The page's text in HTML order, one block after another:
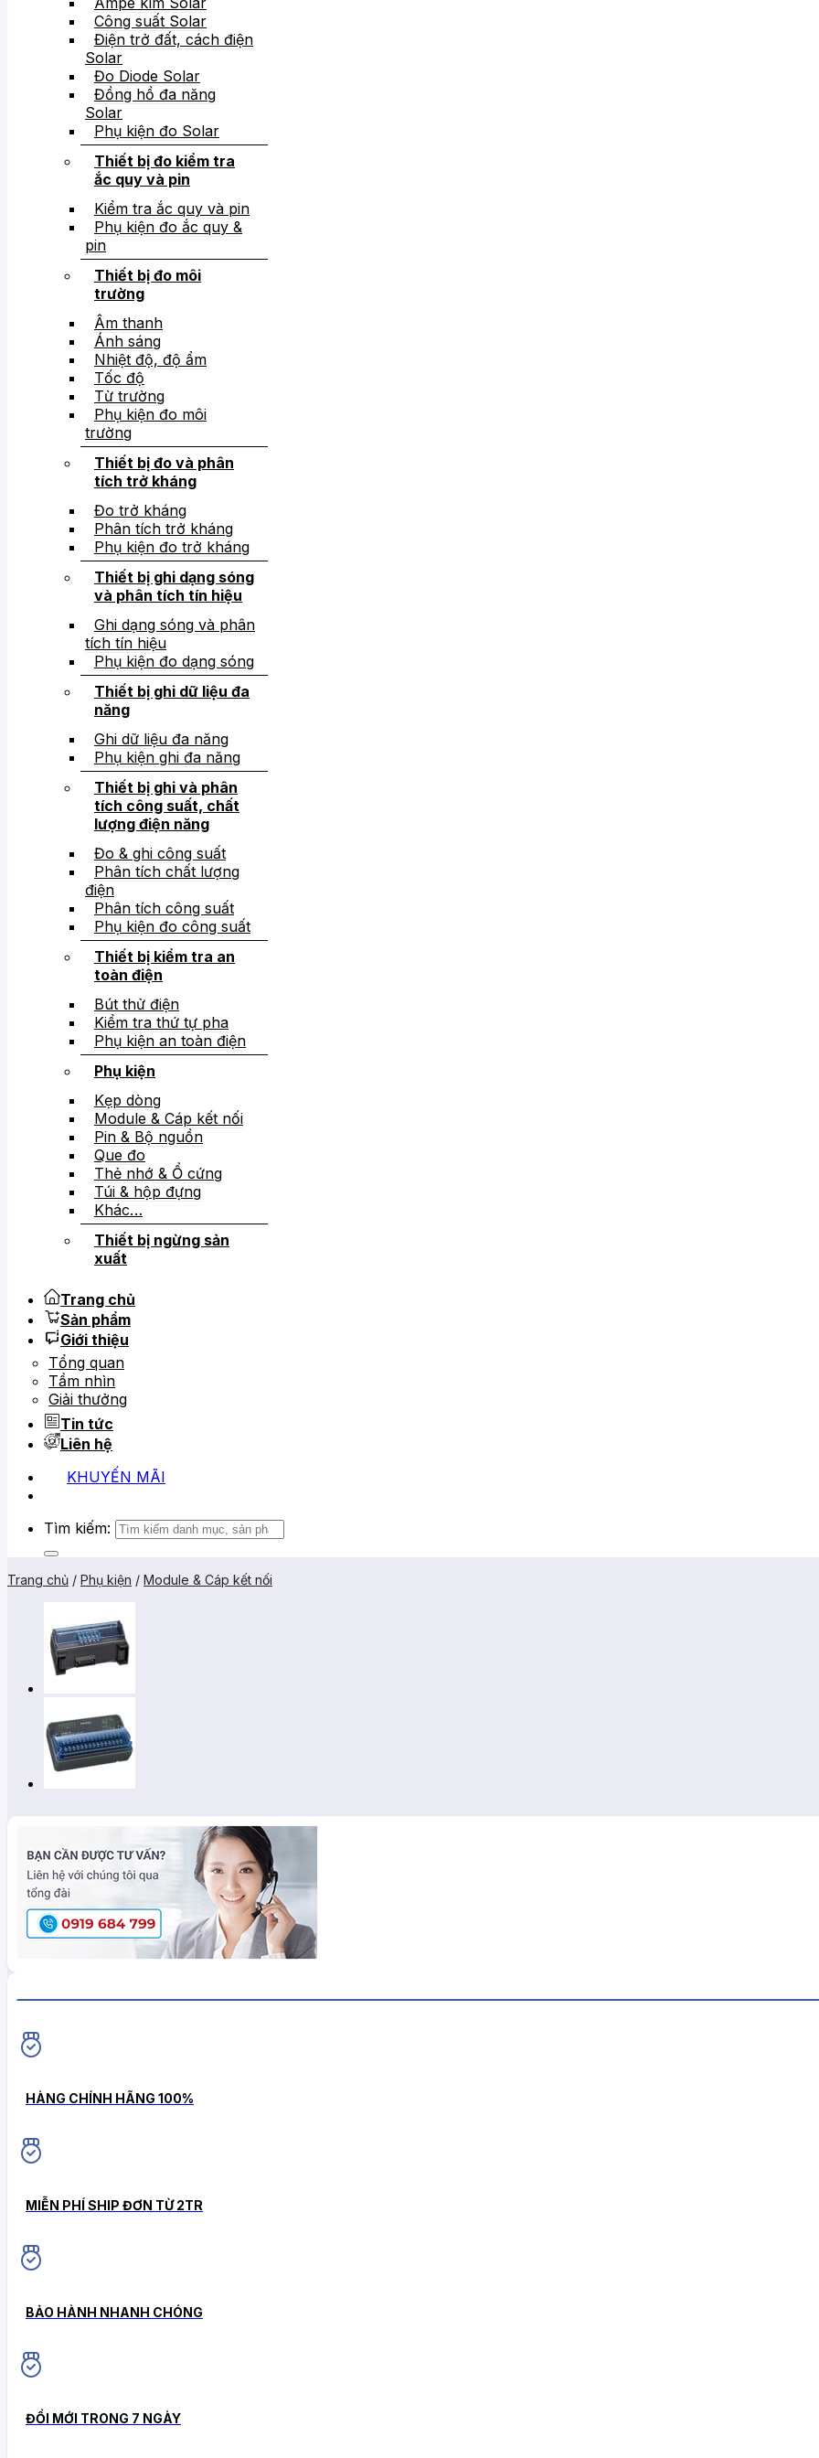
Công suất Solar
Điện trở đất, cách điện
Solar
Đo Diode Solar
Đồng hồ đa năng
Solar
Phụ kiện đo Solar
Thiết bị đo kiểm tra
ắc quy và pin
Kiểm tra ắc quy và pin
Phụ kiện đo ắc quy &
pin
Thiết bị đo môi
trường
Âm thanh
Ánh sáng
Nhiệt độ, độ ẩm
Tốc độ
Từ trường
Phụ kiện đo môi
trường
Thiết bị đo và phân
tích trở kháng
Đo trở kháng
Phân tích trở kháng
Phụ kiện đo trở kháng
Thiết bị ghi dạng sóng
và phân tích tín hiệu
Ghi dạng sóng và phân
tích tín hiệu
Phụ kiện đo dạng sóng
Thiết bị ghi dữ liệu đa
năng
Ghi dữ liệu đa năng
Phụ kiện ghi đa năng
Thiết bị ghi và phân
tích công suất, chất
lượng điện năng
Đo & ghi công suất
Phân tích chất lượng
điện
Phân tích công suất
Phụ kiện đo công suất
Thiết bị kiểm tra an
toàn điện
Bút thử điện
Kiểm tra thứ tự pha
Phụ kiện an toàn điện
Phụ kiện
Kẹp dòng
Module & Cáp kết nối
Pin & Bộ nguồn
Que đo
Thẻ nhớ & Ổ cứng
Túi & hộp đựng
Khác…
Thiết bị ngừng sản
xuất
Trang chủ
Sản phẩm
Giới thiệu
Tổng quan
Tầm nhìn
Giải thưởng
Tin tức
Liên hệ
KHUYẾN MÃI
Tìm kiếm:
Trang chủ / Phụ kiện / Module & Cáp kết nối
HÀNG CHÍNH HÃNG 100%
MIỄN PHÍ SHIP ĐƠN TỪ 2TR
BẢO HÀNH NHANH CHÓNG
ĐỔI MỚI TRONG 7 NGÀY